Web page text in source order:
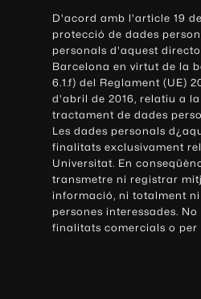
D'acord amb l'article 19
protecció de dades
personals d'aquest
Barcelona en virtut de la
6.1.f) del Reglament (UE)
d'abril de 2016, relatiu a
tractament de dades
Les dades personals
finalitats exclusivament
Universitat. En
transmetre ni registrar
informació, ni totalment
persones interessades.
finalitats comercials o per